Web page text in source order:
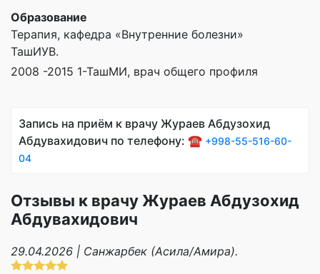
Образование
Терапия, кафедра «Внутренние болезни»
ТашИУВ.
2008 -2015 1-ТашМИ, врач общего профиля
Запись на приём к врачу Жураев Абдузохид
Абдувахидович по телефону: ☎️ +998-55-516-60-
04
Отзывы к врачу Жураев Абдузохид
Абдувахидович
29.04.2026 | Санжарбек (Асила/Амира).